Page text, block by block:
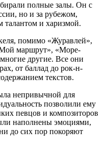
полные залы. Он с
но и за рубежом,
талантом и харизмой.
помимо «Журавлей»,
маршрут», «Море-
другие. Все они
от баллад до рок-н-
текстов.
непривычной для
позволили ему
певцов и композиторов
наполнены эмоциями,
до сих пор покоряют